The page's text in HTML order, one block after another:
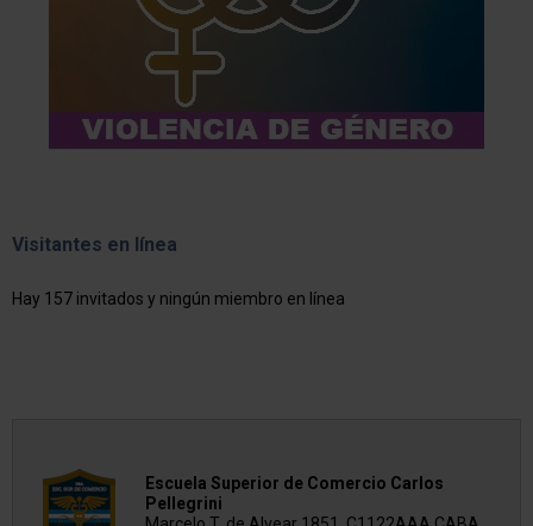
Visitantes en línea
Hay 157 invitados y ningún miembro en línea
Escuela Superior de Comercio Carlos
Pellegrini